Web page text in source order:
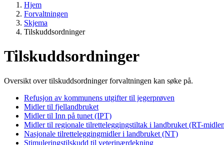
Hjem
Forvaltningen
Skjema
Tilskuddsordninger
Tilskuddsordninger
Oversikt over tilskuddsordninger forvaltningen kan søke på.
Refusjon av kommunens utgifter til jegerprøven
Midler til fjellandbruket
Midler til Inn på tunet (IPT)
Midler til regionale tilretteleggingstiltak i landbruket (RT-
Nasjonale tilretteleggingmidler i landbruket (NT)
Stimuleringstilskudd til veterinærdekning